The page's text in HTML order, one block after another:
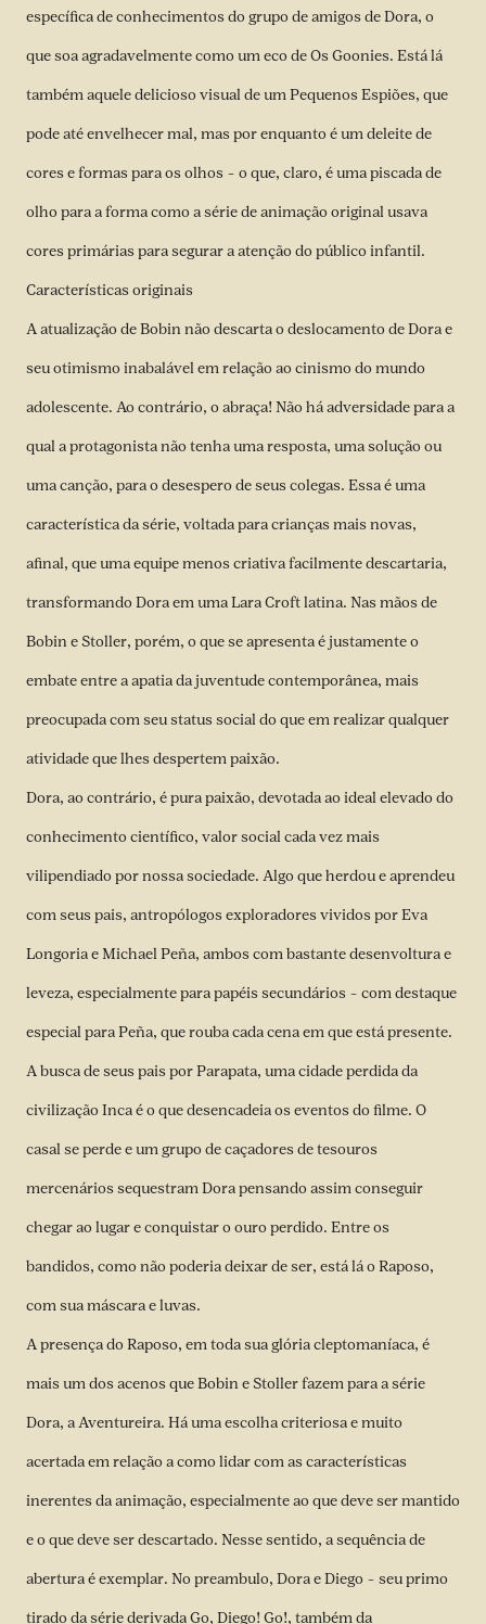
específica de conhecimentos do grupo de amigos de Dora, o
que soa agradavelmente como um eco de Os Goonies. Está lá
também aquele delicioso visual de um Pequenos Espiões, que
pode até envelhecer mal, mas por enquanto é um deleite de
cores e formas para os olhos – o que, claro, é uma piscada de
olho para a forma como a série de animação original usava
cores primárias para segurar a atenção do público infantil.
Características originais
A atualização de Bobin não descarta o deslocamento de Dora e
seu otimismo inabalável em relação ao cinismo do mundo
adolescente. Ao contrário, o abraça! Não há adversidade para a
qual a protagonista não tenha uma resposta, uma solução ou
uma canção, para o desespero de seus colegas. Essa é uma
característica da série, voltada para crianças mais novas,
afinal, que uma equipe menos criativa facilmente descartaria,
transformando Dora em uma Lara Croft latina. Nas mãos de
Bobin e Stoller, porém, o que se apresenta é justamente o
embate entre a apatia da juventude contemporânea, mais
preocupada com seu status social do que em realizar qualquer
atividade que lhes despertem paixão.
Dora, ao contrário, é pura paixão, devotada ao ideal elevado do
conhecimento científico, valor social cada vez mais
vilipendiado por nossa sociedade. Algo que herdou e aprendeu
com seus pais, antropólogos exploradores vividos por Eva
Longoria e Michael Peña, ambos com bastante desenvoltura e
leveza, especialmente para papéis secundários – com destaque
especial para Peña, que rouba cada cena em que está presente.
A busca de seus pais por Parapata, uma cidade perdida da
civilização Inca é o que desencadeia os eventos do filme. O
casal se perde e um grupo de caçadores de tesouros
mercenários sequestram Dora pensando assim conseguir
chegar ao lugar e conquistar o ouro perdido. Entre os
bandidos, como não poderia deixar de ser, está lá o Raposo,
com sua máscara e luvas.
A presença do Raposo, em toda sua glória cleptomaníaca, é
mais um dos acenos que Bobin e Stoller fazem para a série
Dora, a Aventureira. Há uma escolha criteriosa e muito
acertada em relação a como lidar com as características
inerentes da animação, especialmente ao que deve ser mantido
e o que deve ser descartado. Nesse sentido, a sequência de
abertura é exemplar. No preambulo, Dora e Diego – seu primo
tirado da série derivada Go, Diego! Go!, também da